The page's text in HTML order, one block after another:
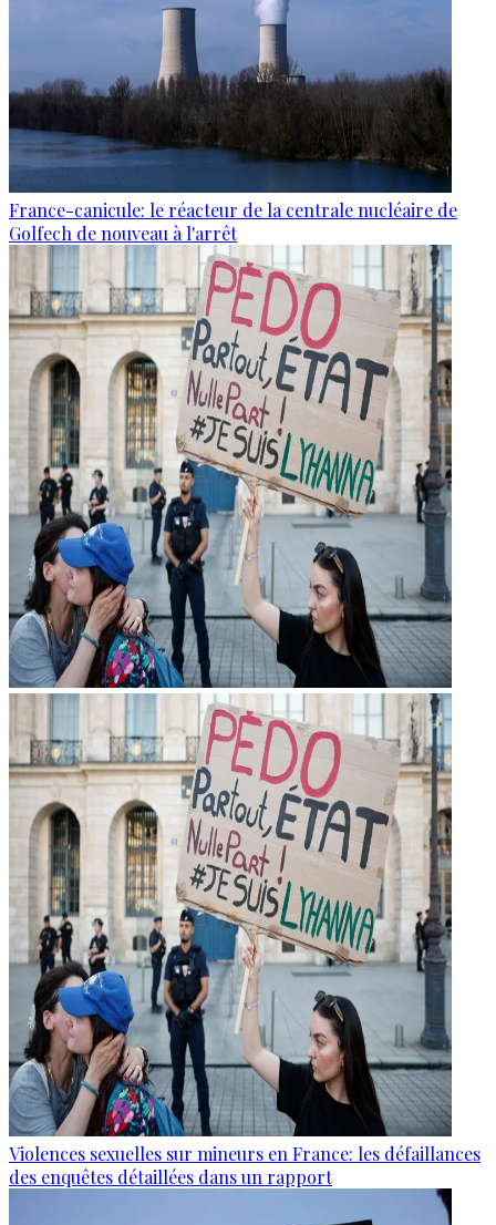
France-canicule: le réacteur de la centrale nucléaire de
Golfech de nouveau à l'arrêt
Violences sexuelles sur mineurs en France: les défaillances
des enquêtes détaillées dans un rapport